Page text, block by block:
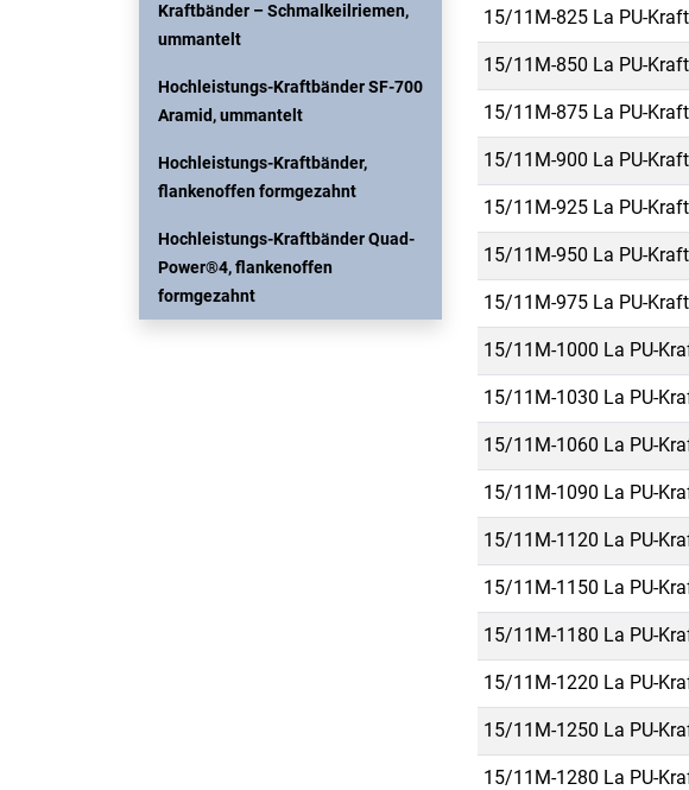
Kraftbänder – Schmalkeilriemen,
ummantelt
Hochleistungs-Kraftbänder SF-700
Aramid, ummantelt
Hochleistungs-Kraftbänder,
flankenoffen formgezahnt
Hochleistungs-Kraftbänder Quad-
Power®4, flankenoffen
formgezahnt
15/11M-825 La PU-
15/11M-850 La PU-
15/11M-875 La PU-
15/11M-900 La PU-
15/11M-925 La PU-
15/11M-950 La PU-
15/11M-975 La PU-
15/11M-1000 La PU-
15/11M-1030 La PU-
15/11M-1060 La PU-
15/11M-1090 La PU-
15/11M-1120 La PU-
15/11M-1150 La PU-
15/11M-1180 La PU-
15/11M-1220 La PU-
15/11M-1250 La PU-
15/11M-1280 La PU-